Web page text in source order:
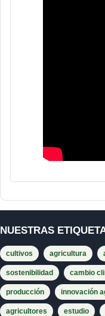
NUESTRAS
cultivos agricultura
sostenibilidad cambio
producción innovación
agricultores estudio